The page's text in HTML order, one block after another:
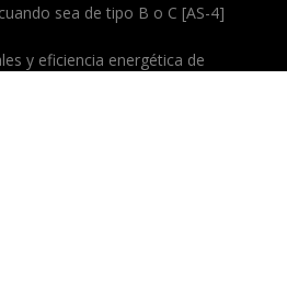
sea de tipo B o C [AS-4]
y eficiencia energética de